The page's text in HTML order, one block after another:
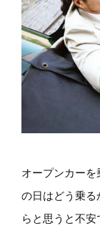
オープンカー
の日はどう乗る
らと思うと不